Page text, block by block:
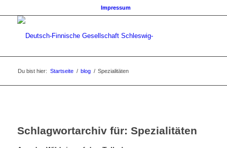
Impressum
Du bist hier: Startseite / blog / Spezialitäten
Schlagwortarchiv für: Spezialitäten